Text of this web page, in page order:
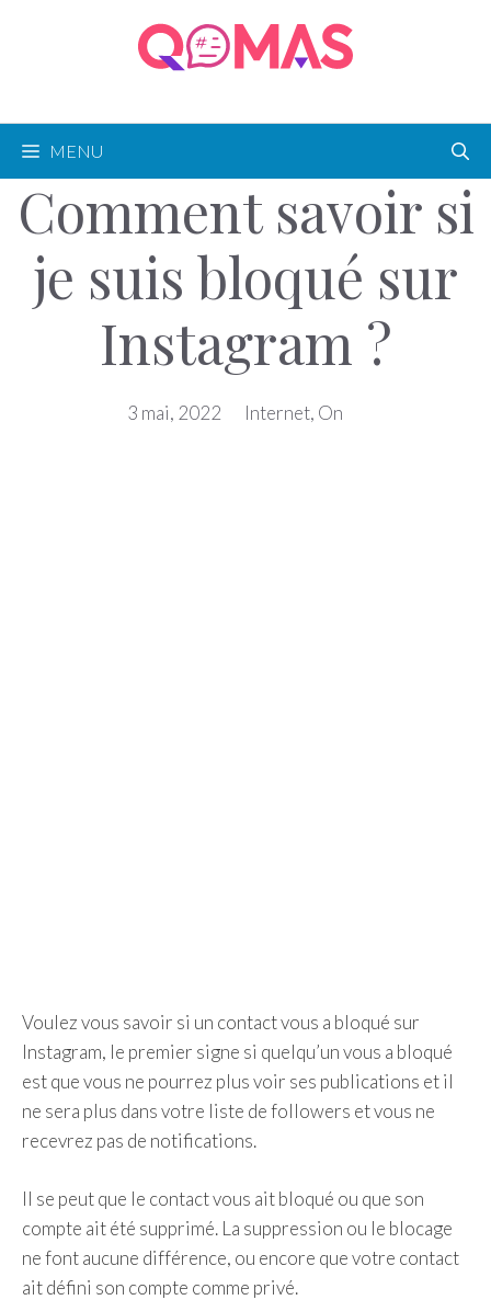
MENU
Comment savoir si
je suis bloqué sur
Instagram ?
3 mai, 2022 Internet, On
Voulez vous savoir si un contact vous a bloqué sur
Instagram, le premier signe si quelqu’un vous a bloqué
est que vous ne pourrez plus voir ses publications et il
ne sera plus dans votre liste de followers et vous ne
recevrez pas de notifications.
Il se peut que le contact vous ait bloqué ou que son
compte ait été supprimé. La suppression ou le blocage
ne font aucune différence, ou encore que votre contact
ait défini son compte comme privé.